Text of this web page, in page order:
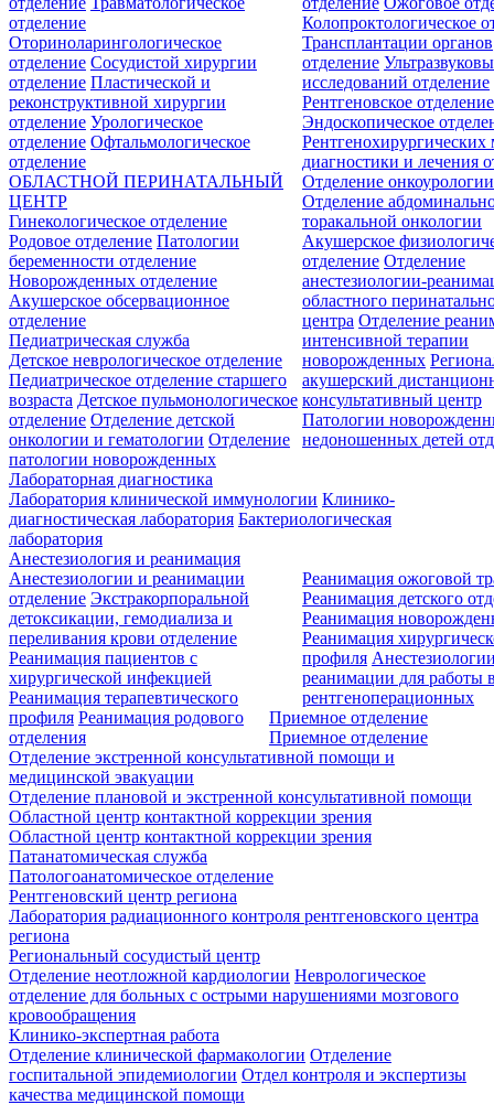
отделение
Оториноларингологическое
отделение Сосудистой хирургии
отделение Пластической и
реконструктивной хирургии
отделение Урологическое
отделение Офтальмологическое
отделение
Колопроктологическое
Трансплантации органов
отделение
исследований отделение
Рентгеновское отделение
Эндоскопическое
Рентгенохирургических
диагностики и лечения
Отделение онкоурологии
Отделение
торакальной онкологии
ОБЛАСТНОЙ ПЕРИНАТАЛЬНЫЙ
ЦЕНТР
Гинекологическое отделение
Родовое отделение Патологии
беременности отделение
Новорожденных отделение
Акушерское обсервационное
отделение
Акушерское
отделение Отделение
анестезиологии-
областного
центра Отделение
интенсивной терапии
новорожденных
акушерский
консультативный центр
Патологии
недоношенных детей
Педиатрическая служба
Детское неврологическое отделение
Педиатрическое отделение старшего
возраста Детское пульмонологическое
отделение Отделение детской
онкологии и гематологии Отделение
патологии новорожденных
Лабораторная диагностика
Лаборатория клинической иммунологии Клинико-
диагностическая лаборатория Бактериологическая
лаборатория
Анестезиология и реанимация
Анестезиологии и реанимации
отделение Экстракорпоральной
детоксикации, гемодиализа и
переливания крови отделение
Реанимация пациентов с
хирургической инфекцией
Реанимация терапевтического
профиля Реанимация родового
отделения
Реанимация ожоговой
Реанимация детского
Реанимация
Реанимация
профиля
реанимации для работы
рентгеноперационных
Приемное отделение
Приемное отделение
Отделение экстренной консультативной помощи и
медицинской эвакуации
Отделение плановой и экстренной консультативной помощи
Областной центр контактной коррекции зрения
Областной центр контактной коррекции зрения
Патанатомическая служба
Патологоанатомическое отделение
Рентгеновский центр региона
Лаборатория радиационного контроля рентгеновского центра
региона
Региональный сосудистый центр
Отделение неотложной кардиологии Неврологическое
отделение для больных с острыми нарушениями мозгового
кровообращения
Клинико-экспертная работа
Отделение клинической фармакологии Отделение
госпитальной эпидемиологии Отдел контроля и экспертизы
качества медицинской помощи